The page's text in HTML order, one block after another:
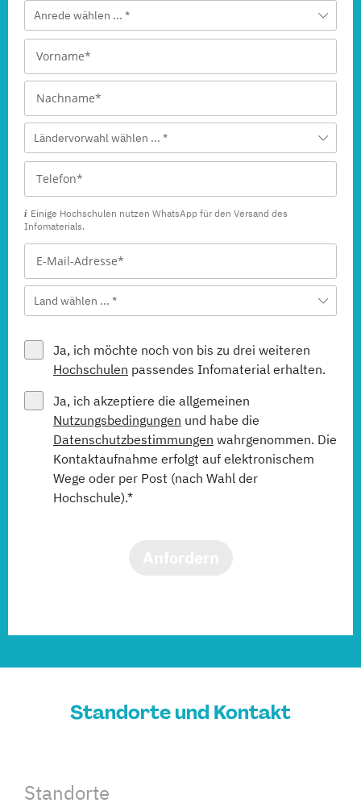
Anrede wählen ... *
Ländervorwahl wählen ... *
Einige Hochschulen nutzen WhatsApp für den Versand des
Infomaterials.
Land wählen ... *
Ja, ich möchte noch von bis zu drei weiteren
Hochschulen passendes Infomaterial erhalten.
Ja, ich akzeptiere die allgemeinen
Nutzungsbedingungen und habe die
Datenschutzbestimmungen wahrgenommen. Die
Kontaktaufnahme erfolgt auf elektronischem
Wege oder per Post (nach Wahl der
Hochschule).*
Standorte und Kontakt
Standorte